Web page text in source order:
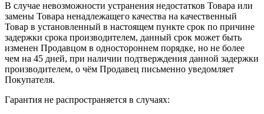
В случае невозможности устранения недостатков Товара или
замены Товара ненадлежащего качества на качественный
Товар в установленный в настоящем пункте срок по причине
задержки срока производителем, данный срок может быть
изменен Продавцом в одностороннем порядке, но не более
чем на 45 дней, при наличии подтверждения данной задержки
производителем, о чём Продавец письменно уведомляет
Покупателя.
Гарантия не распространяется в случаях: